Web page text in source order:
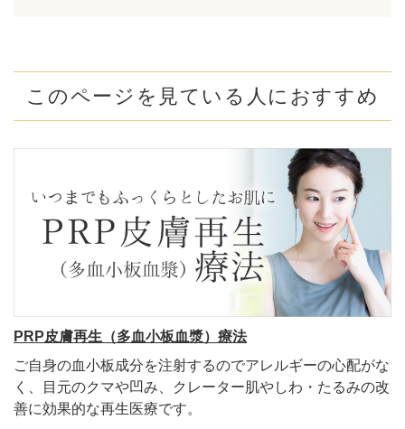
このページを見ている人におすすめ
PRP皮膚再生（多血小板血漿）療法
ご自身の血小板成分を注射するのでアレルギーの心配がな
く、目元のクマや凹み、クレーター肌やしわ・たるみの改
善に効果的な再生医療です。